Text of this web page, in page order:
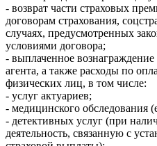
- возврат части страховых
договорам страхования,
случаях, предусмотренных
условиями договора;
- выплаченное вознаграждение
агента, а также расходы по
физических лиц, в том числе:
- услуг актуариев;
- медицинского обследования
- детективных услуг (при
деятельность, связанную с